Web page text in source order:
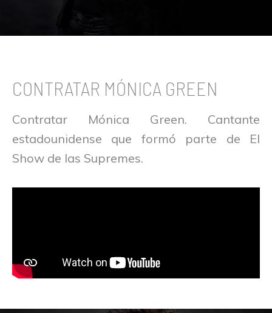
CONTRATAR MÓNICA GREEN
Contratar Mónica Green. Cantante
estadounidense que formó parte de El
Show de las Supremes.